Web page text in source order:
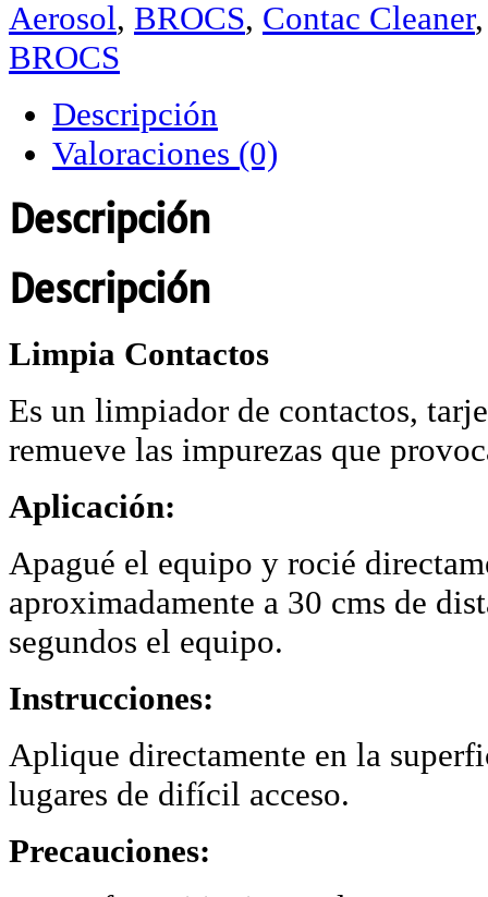
Aerosol, BROCS, Contac Cleaner
BROCS
Descripción
Valoraciones (0)
Descripción
Descripción
Limpia Contactos
Es un limpiador de contactos,
remueve las impurezas que
Aplicación:
Apagué el equipo y rocié
aproximadamente a 30 cms de
segundos el equipo.
Instrucciones:
Aplique directamente en la
lugares de difícil acceso.
Precauciones: